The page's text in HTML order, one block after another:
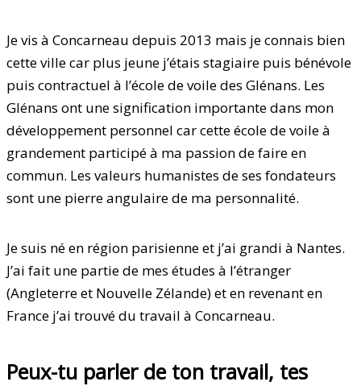
Je vis à Concarneau depuis 2013 mais je connais bien
cette ville car plus jeune j’étais stagiaire puis bénévole
puis contractuel à l’école de voile des Glénans. Les
Glénans ont une signification importante dans mon
développement personnel car cette école de voile à
grandement participé à ma passion de faire en
commun. Les valeurs humanistes de ses fondateurs
sont une pierre angulaire de ma personnalité.
Je suis né en région parisienne et j’ai grandi à Nantes.
J’ai fait une partie de mes études à l’étranger
(Angleterre et Nouvelle Zélande) et en revenant en
France j’ai trouvé du travail à Concarneau.
Peux-tu parler de ton travail, tes